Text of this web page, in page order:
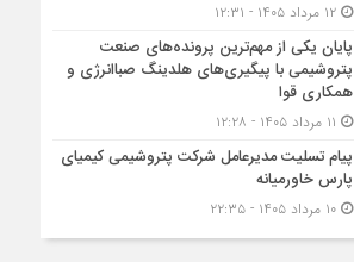
۱۲ مرداد ۱۴۰۵ - ۱۲:۳۱
پایان یکی از مهم‌ترین پرونده‌های صنعت
پتروشیمی با پیگیری‌های هلدینگ صباانرژی و
همکاری قوا
پیام تسلیت مدیرعامل شرکت پتروشیمی کیمیای
پارس خاورمیانه
۱۰ مرداد ۱۴۰۵ - ۲۲:۳۵